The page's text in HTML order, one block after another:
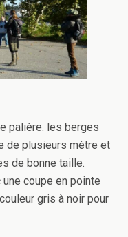
palière. les berges
de plusieurs mètre et
de bonne taille.
coupe en pointe
gris à noir pour